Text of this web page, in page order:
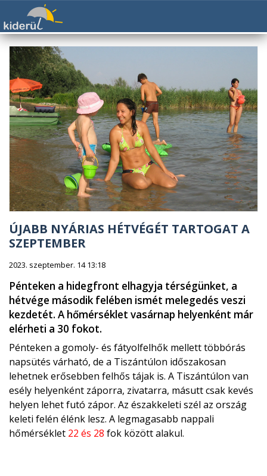
ÚJABB NYÁRIAS HÉTVÉGÉT TARTOGAT A
SZEPTEMBER
2023. szeptember. 14 13:18
Pénteken a hidegfront elhagyja térségünket, a
hétvége második felében ismét melegedés veszi
kezdetét. A hőmérséklet vasárnap helyenként már
elérheti a 30 fokot.
Pénteken a gomoly- és fátyolfelhők mellett többórás
napsütés várható, de a Tiszántúlon időszakosan
lehetnek erősebben felhős tájak is. A Tiszántúlon van
esély helyenként záporra, zivatarra, másutt csak kevés
helyen lehet futó zápor. Az északkeleti szél az ország
keleti felén élénk lesz. A legmagasabb nappali
hőmérséklet 22 és 28 fok között alakul.